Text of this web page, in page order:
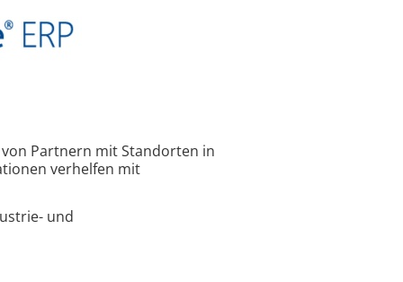
Partnern mit Standorten in
verhelfen mit
und